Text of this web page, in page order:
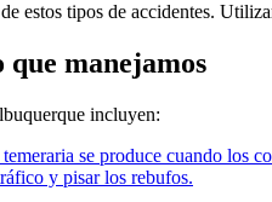
de estos tipos de accidentes.
que manejamos
incluyen:
se produce cuando los
y pisar los rebufos.